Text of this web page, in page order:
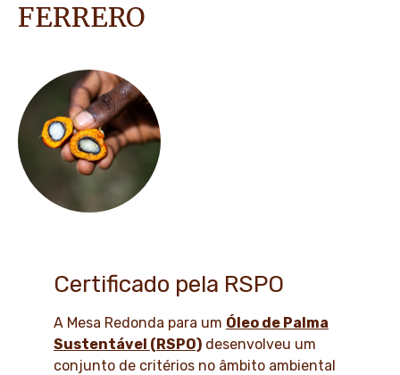
FERRERO
Certificado pela RSPO
A Mesa Redonda para um Óleo de Palma
Sustentável (RSPO) desenvolveu um
conjunto de critérios no âmbito ambiental